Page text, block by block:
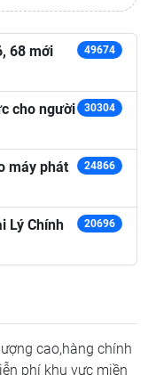
68 mới
49674
cho người
30304
máy phát
24866
Lý Chính
20696
cao,hàng chính
phí khu vực miền